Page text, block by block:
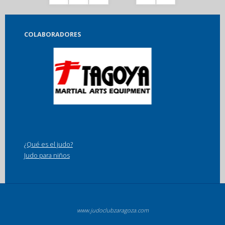
Navegación
de
entradas
COLABORADORES
¿Qué es el judo?
Judo para niños
www.judoclubzaragoza.com